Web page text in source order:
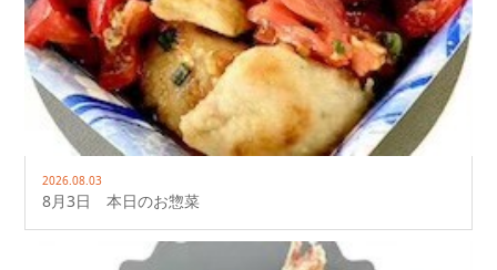
2026.08.03
8月3日 本日のお惣菜